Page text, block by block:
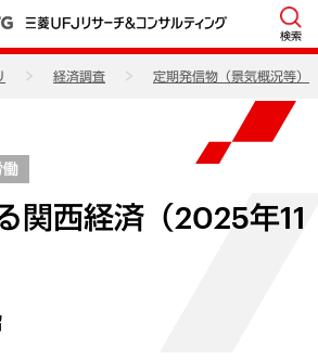
検索
経済調査 定期発信物（景気概況等）
働
関西経済（2025年11